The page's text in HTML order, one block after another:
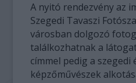
A nyitó rendezvény az
Szegedi Tavaszi
városban dolgozó
találkozhatnak a
címmel pedig a szegedi
képzőművészek